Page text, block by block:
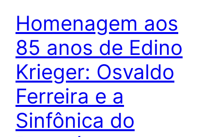
Homenagem aos
85 anos de Edino
Krieger: Osvaldo
Ferreira e a
Sinfônica do